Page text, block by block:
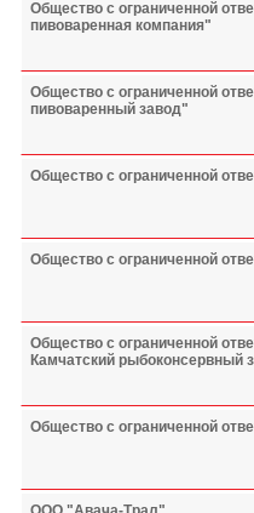
Общество с ограниченной
пивоваренная компания"
Общество с ограниченной
пивоваренный завод"
Общество с ограниченной
Общество с ограниченной
Общество с ограниченной
Камчатский рыбоконсервный
Общество с ограниченной